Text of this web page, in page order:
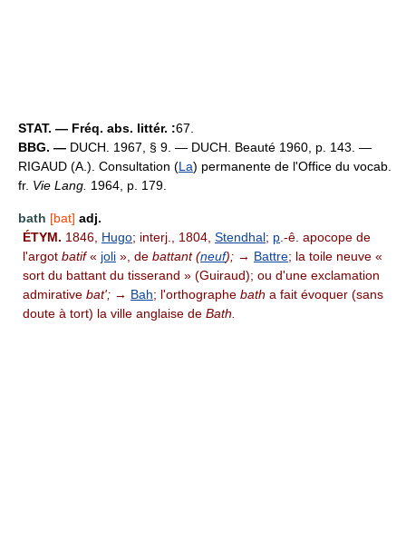
STAT. — Fréq. abs. littér. :67.
BBG. — DUCH. 1967, § 9. — DUCH. Beauté 1960, p. 143. —
RIGAUD (A.). Consultation (La) permanente de l'Office du vocab.
fr. Vie Lang. 1964, p. 179.
bath [bat] adj.
ÉTYM. 1846, Hugo; interj., 1804, Stendhal; p .-ê. apocope de
l'argot batif« joli », de battant (neuf); → Battre; la toile neuve «
sort du battant du tisserand » (Guiraud); ou d'une exclamation
admirative bat'; → Bah; l'orthographe bath a fait évoquer (sans
doute à tort) la ville anglaise de Bath.